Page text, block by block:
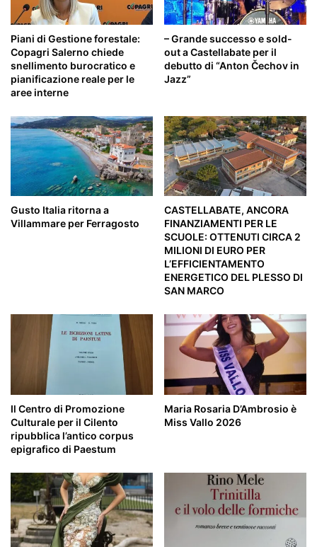
Piani di Gestione forestale:
Copagri Salerno chiede
snellimento burocratico e
pianificazione reale per le
aree interne
– Grande successo e sold-
out a Castellabate per il
debutto di “Anton Čechov in
Jazz”
Gusto Italia ritorna a
Villammare per Ferragosto
CASTELLABATE, ANCORA
FINANZIAMENTI PER LE
SCUOLE: OTTENUTI CIRCA 2
MILIONI DI EURO PER
L’EFFICIENTAMENTO
ENERGETICO DEL PLESSO DI
SAN MARCO
Il Centro di Promozione
Culturale per il Cilento
ripubblica l’antico corpus
epigrafico di Paestum
Maria Rosaria D’Ambrosio è
Miss Vallo 2026